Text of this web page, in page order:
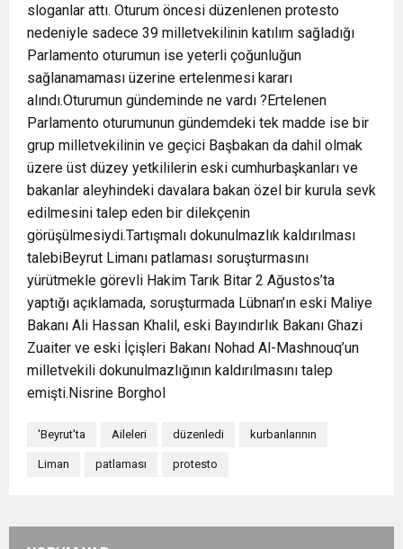
sloganlar attı. Oturum öncesi düzenlenen protesto
nedeniyle sadece 39 milletvekilinin katılım sağladığı
Parlamento oturumun ise yeterli çoğunluğun
sağlanamaması üzerine ertelenmesi kararı
alındı.Oturumun gündeminde ne vardı ?Ertelenen
Parlamento oturumunun gündemdeki tek madde ise bir
grup milletvekilinin ve geçici Başbakan da dahil olmak
üzere üst düzey yetkililerin eski cumhurbaşkanları ve
bakanlar aleyhindeki davalara bakan özel bir kurula sevk
edilmesini talep eden bir dilekçenin
görüşülmesiydi.Tartışmalı dokunulmazlık kaldırılması
talebiBeyrut Limanı patlaması soruşturmasını
yürütmekle görevli Hakim Tarık Bitar 2 Ağustos’ta
yaptığı açıklamada, soruşturmada Lübnan’ın eski Maliye
Bakanı Ali Hassan Khalil, eski Bayındırlık Bakanı Ghazi
Zuaiter ve eski İçişleri Bakanı Nohad Al-Mashnouq’un
milletvekili dokunulmazlığının kaldırılmasını talep
emişti.Nisrine Borghol
'Beyrut'ta Aileleri düzenledi kurbanlarının
Liman patlaması protesto